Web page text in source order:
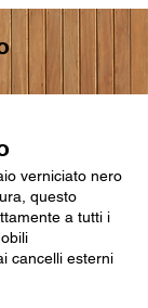
verniciato nero
questo
a tutti i
cancelli esterni